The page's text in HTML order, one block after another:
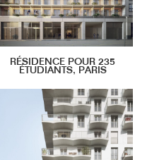
RÉSIDENCE POUR 235
ÉTUDIANTS, PARIS